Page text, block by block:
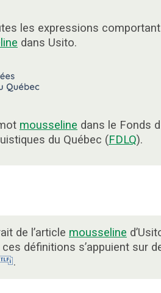
les expressions
dans Usito.
mousseline dans le Fonds
du Québec (FDLQ).
de l’article mousseline
définitions s’appuient sur
.